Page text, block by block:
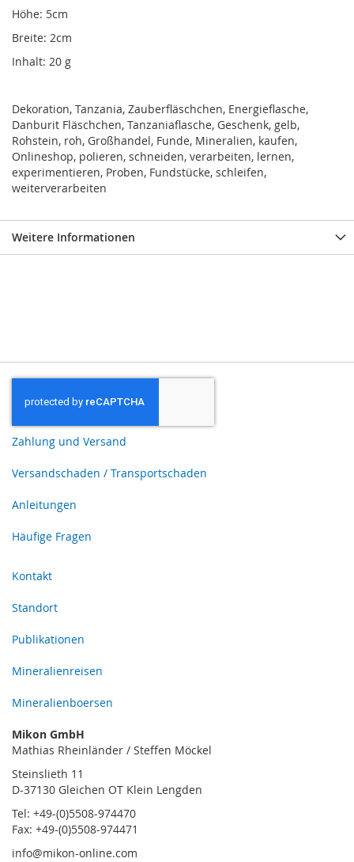
Höhe: 5cm
Breite: 2cm
Inhalt: 20 g
Dekoration, Tanzania, Zauberfläschchen, Energieflasche,
Danburit Fläschchen, Tanzaniaflasche, Geschenk, gelb,
Rohstein, roh, Großhandel, Funde, Mineralien, kaufen,
Onlineshop, polieren, schneiden, verarbeiten, lernen,
experimentieren, Proben, Fundstücke, schleifen,
weiterverarbeiten
Weitere Informationen
Zahlung und Versand
Versandschaden / Transportschaden
Anleitungen
Häufige Fragen
Kontakt
Standort
Publikationen
Mineralienreisen
Mineralienboersen
Mikon GmbH
Mathias Rheinländer / Steffen Möckel
Steinslieth 11
D-37130 Gleichen OT Klein Lengden
Tel: +49-(0)5508-974470
Fax: +49-(0)5508-974471
info@mikon-online.com